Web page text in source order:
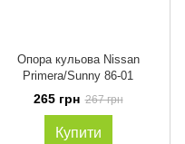
Опора кульова Nissan
Primera/Sunny 86-01
265 грн 267 грн
Купити